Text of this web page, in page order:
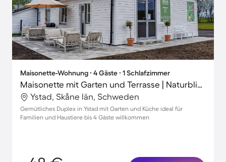
Maisonette-Wohnung ∙ 4 Gäste ∙ 1 Schlafzimmer
Maisonette mit Garten und Terrasse | Naturblick
Ystad, Skåne län, Schweden
Gemütliches Duplex in Ystad mit Garten und Küche ideal für
Familien und Haustiere bis 4 Gäste willkommen